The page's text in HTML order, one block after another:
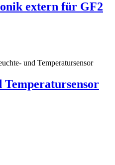
extern für GF2